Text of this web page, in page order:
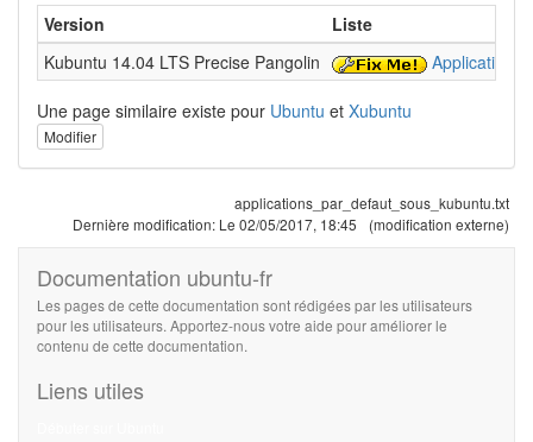
Version
Liste
Kubuntu 14.04 LTS Precise Pangolin
Applications
Une page similaire existe pour Ubuntu et Xubuntu
Modifier
applications_par_defaut_sous_kubuntu.txt
Dernière modification: Le 02/05/2017, 18:45 (modification externe)
Documentation ubuntu-fr
Les pages de cette documentation sont rédigées par les utilisateurs
pour les utilisateurs. Apportez-nous votre aide pour améliorer le
contenu de cette documentation.
Liens utiles